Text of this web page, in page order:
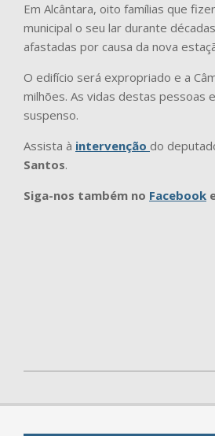
Em Alcântara, oito famílias que
municipal o seu lar durante
afastadas por causa da nova
O edifício será expropriado e a
milhões. As vidas destas pessoas
suspenso.
Assista à intervenção do
Santos.
Siga-nos também no Facebook